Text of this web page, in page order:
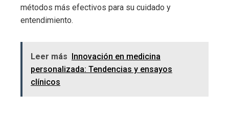
métodos más efectivos para su cuidado y
entendimiento.
Leer más Innovación en medicina
personalizada: Tendencias y ensayos
clínicos